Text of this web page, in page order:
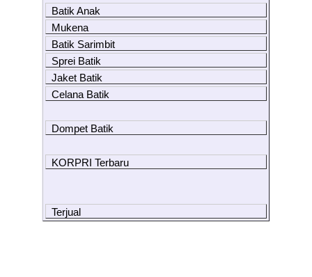
Batik Anak
Mukena
Batik Sarimbit
Sprei Batik
Jaket Batik
Celana Batik
Dompet Batik
KORPRI Terbaru
Terjual